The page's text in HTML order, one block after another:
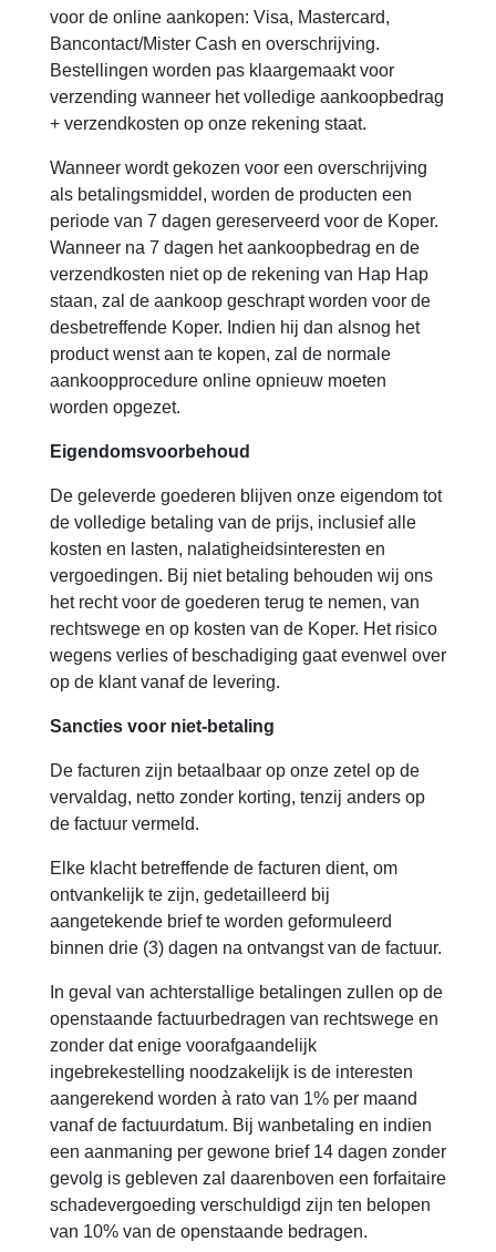
voor de online aankopen: Visa, Mastercard,
Bancontact/Mister Cash en overschrijving.
Bestellingen worden pas klaargemaakt voor
verzending wanneer het volledige aankoopbedrag
+ verzendkosten op onze rekening staat.
Wanneer wordt gekozen voor een overschrijving
als betalingsmiddel, worden de producten een
periode van 7 dagen gereserveerd voor de Koper.
Wanneer na 7 dagen het aankoopbedrag en de
verzendkosten niet op de rekening van Hap Hap
staan, zal de aankoop geschrapt worden voor de
desbetreffende Koper. Indien hij dan alsnog het
product wenst aan te kopen, zal de normale
aankoopprocedure online opnieuw moeten
worden opgezet.
Eigendomsvoorbehoud
De geleverde goederen blijven onze eigendom tot
de volledige betaling van de prijs, inclusief alle
kosten en lasten, nalatigheidsinteresten en
vergoedingen. Bij niet betaling behouden wij ons
het recht voor de goederen terug te nemen, van
rechtswege en op kosten van de Koper. Het risico
wegens verlies of beschadiging gaat evenwel over
op de klant vanaf de levering.
Sancties voor niet-betaling
De facturen zijn betaalbaar op onze zetel op de
vervaldag, netto zonder korting, tenzij anders op
de factuur vermeld.
Elke klacht betreffende de facturen dient, om
ontvankelijk te zijn, gedetailleerd bij
aangetekende brief te worden geformuleerd
binnen drie (3) dagen na ontvangst van de factuur.
In geval van achterstallige betalingen zullen op de
openstaande factuurbedragen van rechtswege en
zonder dat enige voorafgaandelijk
ingebrekestelling noodzakelijk is de interesten
aangerekend worden à rato van 1% per maand
vanaf de factuurdatum. Bij wanbetaling en indien
een aanmaning per gewone brief 14 dagen zonder
gevolg is gebleven zal daarenboven een forfaitaire
schadevergoeding verschuldigd zijn ten belopen
van 10% van de openstaande bedragen.